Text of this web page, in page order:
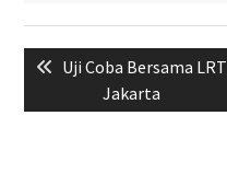
Navigasi
pos Previous
Uji Coba Bersama LRT
Jakarta